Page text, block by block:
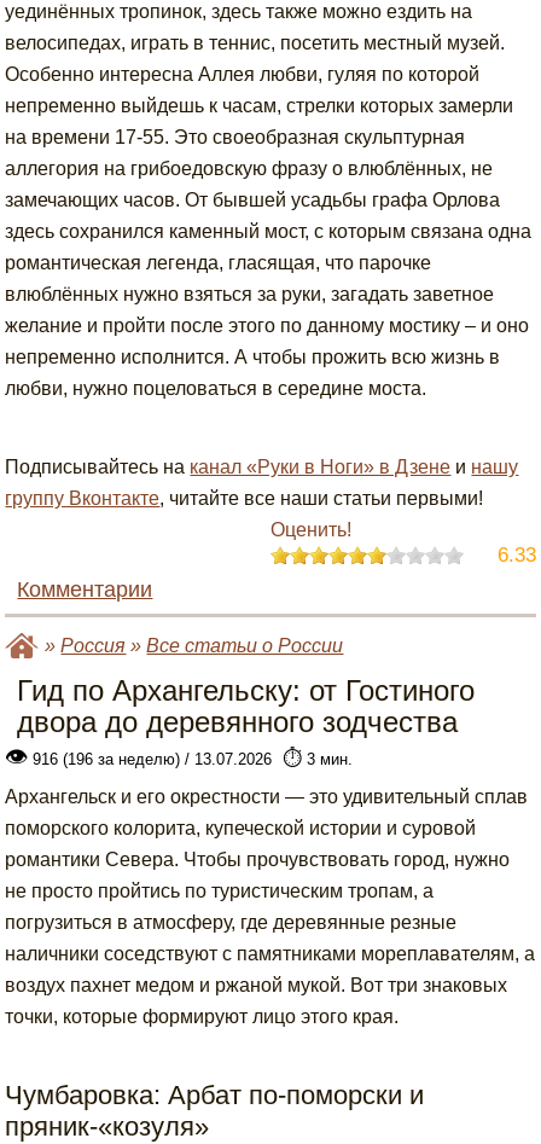
уединённых тропинок, здесь также можно ездить на
велосипедах, играть в теннис, посетить местный музей.
Особенно интересна Аллея любви, гуляя по которой
непременно выйдешь к часам, стрелки которых замерли
на времени 17-55. Это своеобразная скульптурная
аллегория на грибоедовскую фразу о влюблённых, не
замечающих часов. От бывшей усадьбы графа Орлова
здесь сохранился каменный мост, с которым связана одна
романтическая легенда, гласящая, что парочке
влюблённых нужно взяться за руки, загадать заветное
желание и пройти после этого по данному мостику – и оно
непременно исполнится. А чтобы прожить всю жизнь в
любви, нужно поцеловаться в середине моста.
Подписывайтесь на канал «Руки в Ноги» в Дзене и нашу
группу Вконтакте, читайте все наши статьи первыми!
Оценить!
6.33
Комментарии
»Россия »Все статьи о России
Гид по Архангельску: от Гостиного
двора до деревянного зодчества
👁 916 (196 за неделю) / 13.07.2026 ⏱️ 3 мин.
Архангельск и его окрестности — это удивительный сплав
поморского колорита, купеческой истории и суровой
романтики Севера. Чтобы прочувствовать город, нужно
не просто пройтись по туристическим тропам, а
погрузиться в атмосферу, где деревянные резные
наличники соседствуют с памятниками мореплавателям, а
воздух пахнет медом и ржаной мукой. Вот три знаковых
точки, которые формируют лицо этого края.
Чумбаровка: Арбат по-поморски и
пряник-«козуля»